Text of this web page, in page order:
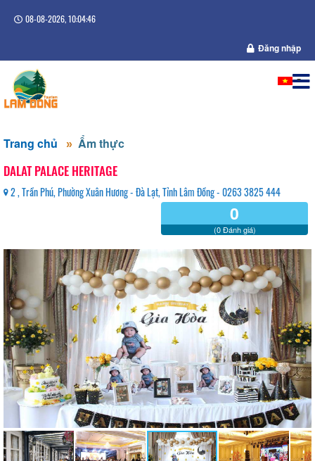
08-08-2026, 10:04:46
Đăng nhập
Trang chủ Ẩm thực
DALAT PALACE HERITAGE
2 , Trần Phú, Phường Xuân Hương - Đà Lạt, Tỉnh Lâm Đồng - 0263 3825 444
0
(0 Đánh giá)